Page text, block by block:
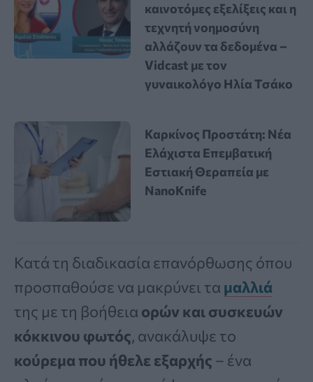
καινοτόμες εξελίξεις και η
τεχνητή νοημοσύνη
αλλάζουν τα δεδομένα –
Vidcast με τον
γυναικολόγο Ηλία Τσάκο
Καρκίνος Προστάτη: Νέα
Ελάχιστα Επεμβατική
Εστιακή Θεραπεία με
NanoKnife
Κατά τη διαδικασία επανόρθωσης όπου
προσπαθούσε να μακρύνει τα μαλλιά
της με τη βοήθεια ορών και συσκευών
κόκκινου φωτός, ανακάλυψε το
κούρεμα που ήθελε εξαρχής – ένα